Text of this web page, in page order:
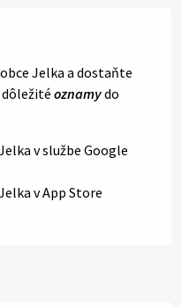
Jelka a dostaňte
dôležité oznamydo